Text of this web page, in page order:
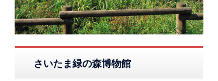
さいたま緑の森博物館